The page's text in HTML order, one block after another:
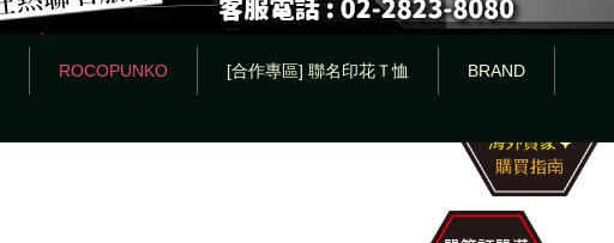
ROCOPUNKO [合作專區] 聯名印花Ｔ恤 BRAND